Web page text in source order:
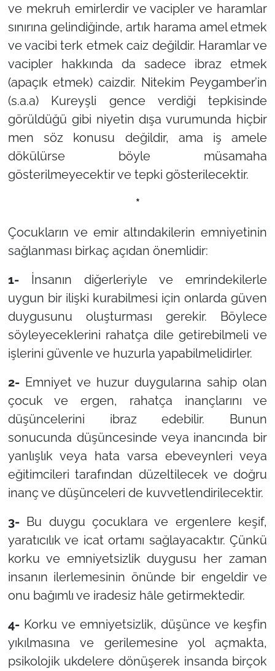
ve mekruh emirlerdir ve vacipler ve haramlar
sınırına gelindiğinde, artık harama amel etmek
ve vacibi terk etmek caiz değildir. Haramlar ve
vacipler hakkında da sadece ibraz etmek
(apaçık etmek) caizdir. Nitekim Peygamber’in
(s.a.a) Kureyşli gence verdiği tepkisinde
görüldüğü gibi niyetin dışa vurumunda hiçbir
men söz konusu değildir, ama iş amele
dökülürse böyle müsamaha
gösterilmeyecektir ve tepki gösterilecektir.
*
Çocukların ve emir altındakilerin emniyetinin
sağlanması birkaç açıdan önemlidir:
1- İnsanın diğerleriyle ve emrindekilerle
uygun bir ilişki kurabilmesi için onlarda güven
duygusunu oluşturması gerekir. Böylece
söyleyeceklerini rahatça dile getirebilmeli ve
işlerini güvenle ve huzurla yapabilmelidirler.
2- Emniyet ve huzur duygularına sahip olan
çocuk ve ergen, rahatça inançlarını ve
düşüncelerini ibraz edebilir. Bunun
sonucunda düşüncesinde veya inancında bir
yanlışlık veya hata varsa ebeveynleri veya
eğitimcileri tarafından düzeltilecek ve doğru
inanç ve düşünceleri de kuvvetlendirilecektir.
3-Bu duygu çocuklara ve ergenlere keşif,
yaratıcılık ve icat ortamı sağlayacaktır. Çünkü
korku ve emniyetsizlik duygusu her zaman
insanın ilerlemesinin önünde bir engeldir ve
onu bağımlı ve iradesiz hâle getirmektedir.
4- Korku ve emniyetsizlik, düşünce ve keşfin
yıkılmasına ve gerilemesine yol açmakta,
psikolojik ukdelere dönüşerek insanda birçok